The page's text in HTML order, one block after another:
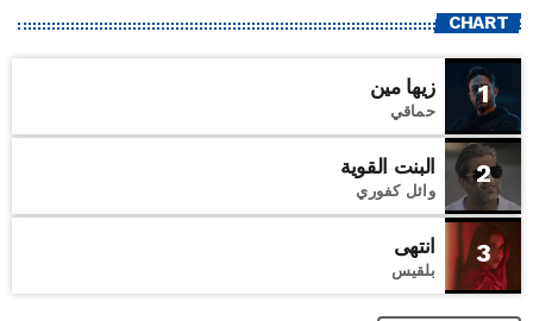
CHART
1 زيها مين
حماقي
2 البنت القوية
وائل كفوري
3 انتهى
بلقيس